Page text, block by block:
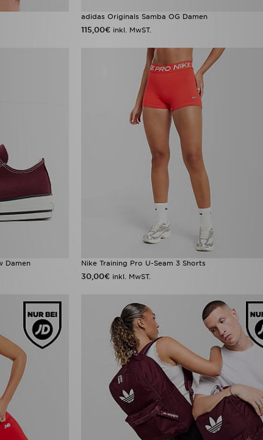
adidas Originals Samba OG Damen
115,00€ inkl. MwST.
Damen Nike Training Pro U-Seam 3 Shorts
30,00€ inkl. MwST.